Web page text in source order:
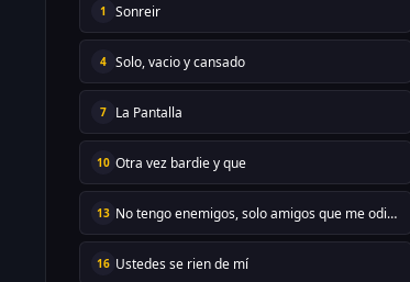
1 Sonreir
4 Solo, vacio y cansado
7 La Pantalla
10 Otra vez bardie y que
13 No tengo enemigos, solo amigos que me odian
16 Ustedes se rien de mí